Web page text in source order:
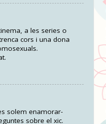
a les series o
cors i una dona
solem enamorar-
sobre el xic.